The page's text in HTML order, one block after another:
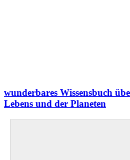
wunderbares Wissensbuch
Lebens und der Planeten